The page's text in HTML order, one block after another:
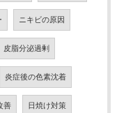
ニキビの原因
皮脂分泌過剰
炎症後の色素沈着
善 日焼け対策